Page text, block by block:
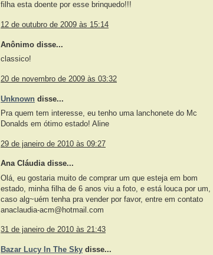
filha esta doente por esse brinquedo!!!
12 de outubro de 2009 às 15:14
Anônimo disse...
classico!
20 de novembro de 2009 às 03:32
Unknown disse...
Pra quem tem interesse, eu tenho uma lanchonete do Mc
Donalds em ótimo estado! Aline
29 de janeiro de 2010 às 09:27
Ana Cláudia disse...
Olá, eu gostaria muito de comprar um que esteja em bom
estado, minha filha de 6 anos viu a foto, e está louca por um,
caso alg~uém tenha pra vender por favor, entre em contato
anaclaudia-acm@hotmail.com
31 de janeiro de 2010 às 21:43
Bazar Lucy In The Sky disse...